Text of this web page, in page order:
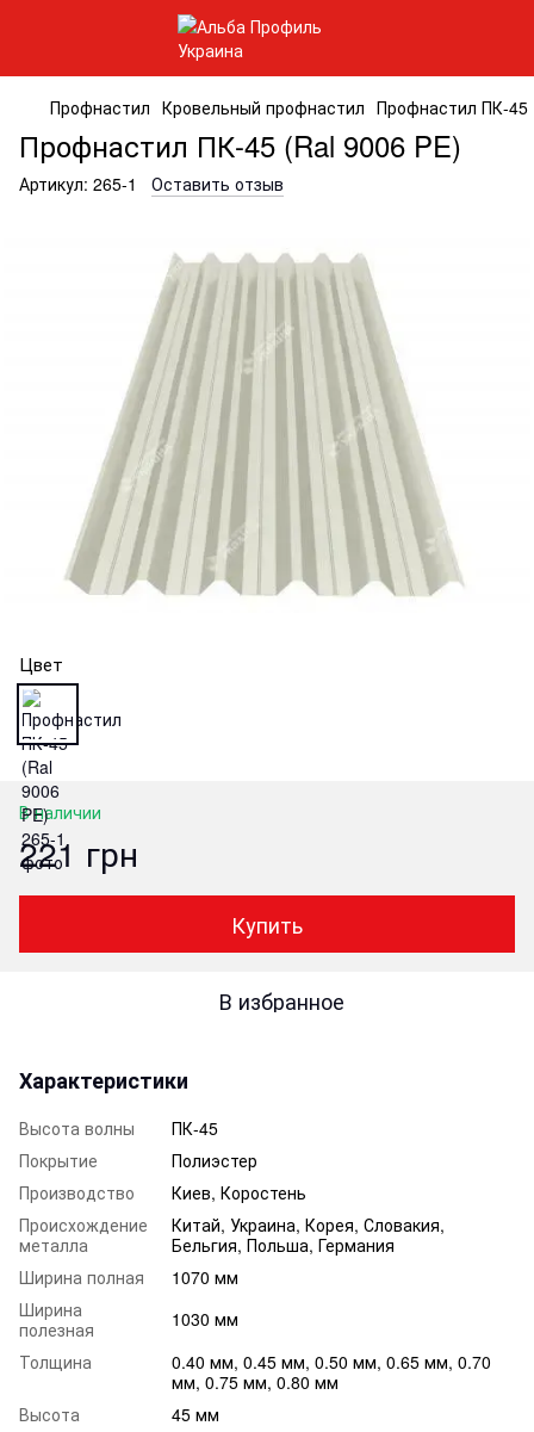
Профнастил Кровельный профнастил Профнастил ПК-45
Профнастил ПК-45 (Ral 9006 PE)
Артикул: 265-1 Оставить отзыв
Цвет
В наличии
221 грн
Купить
В избранное
Характеристики
Высота волны
ПК-45
Покрытие
Полиэстер
Производство
Киев, Коростень
Происхождение
металла
Китай, Украина, Корея, Словакия,
Бельгия, Польша, Германия
Ширина полная
1070 мм
Ширина
полезная
1030 мм
Толщина
0.40 мм, 0.45 мм, 0.50 мм, 0.65 мм, 0.70
мм, 0.75 мм, 0.80 мм
Высота
45 мм